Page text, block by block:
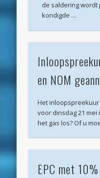
april 2020
februari 2020
januari 2020
december 2019
oktober 2019
september 2019
mei 2019
de saldering wordt
kondigde …
en NOM
Het
voor dinsdag 21 mei
het gas los? Of u
EPC met